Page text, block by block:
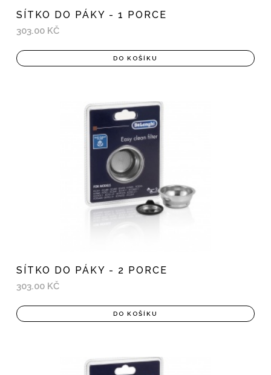
SÍTKO DO PÁKY - 1 PORCE
303.00 KČ
DO KOŠÍKU
SÍTKO DO PÁKY - 2 PORCE
303.00 KČ
DO KOŠÍKU